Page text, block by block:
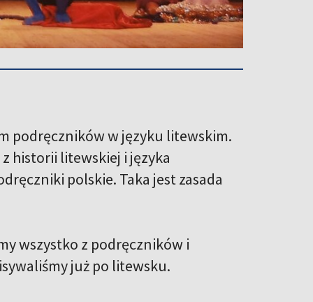
podręczników w języku litewskim.
historii litewskiej i języka
polskie. Taka jest zasada
wszystko z podręczników i
już po litewsku.